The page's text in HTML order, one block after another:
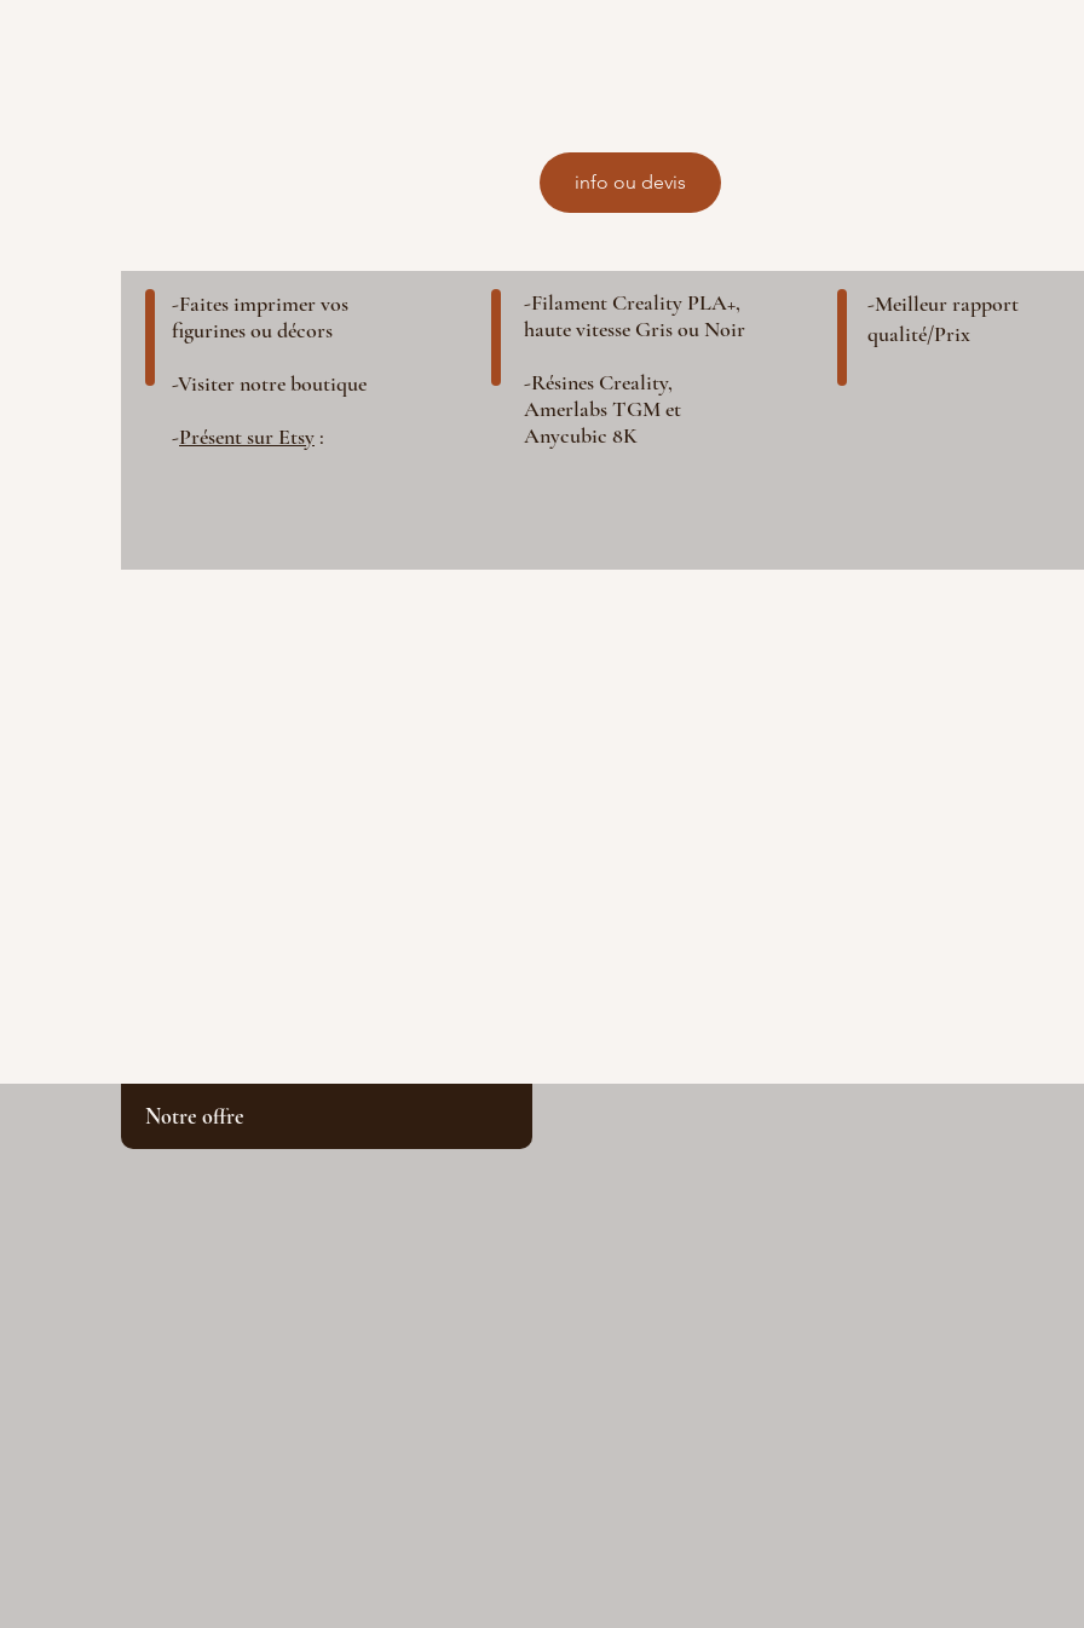
info ou devis
-Faites imprimer vos
figurines ou décors
-Visiter notre boutique
-Présent sur Etsy :
-Filament Creality PLA+,
haute vitesse Gris ou Noir
-Résines Creality,
Amerlabs TGM et
Anycubic 8K
-Meilleur rapport
qualité/Prix
Notre offre